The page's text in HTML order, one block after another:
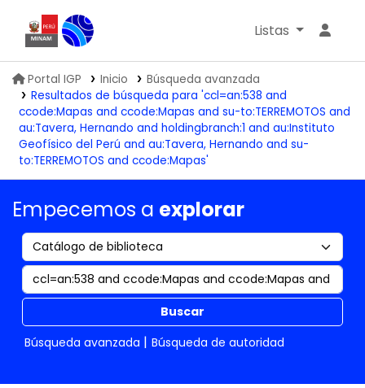
Biblioteca IGP
Listas
Portal IGP Inicio
Búsqueda avanzada
Resultados de búsqueda para 'ccl=an:538 and
ccode:Mapas and ccode:Mapas and su-to:TERREMOTOS and
au:Tavera, Hernando and holdingbranch:1 and au:Instituto
Geofísico del Perú and au:Tavera, Hernando and su-
to:TERREMOTOS and ccode:Mapas'
Empecemos a explorar
Buscar
Búsqueda avanzada
Búsqueda de autoridad